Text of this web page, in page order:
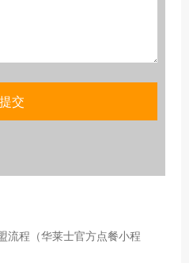
流程（华莱士官方点餐小程